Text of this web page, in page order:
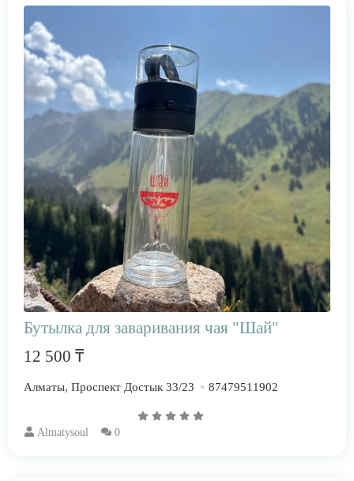
Бутылка для заваривания чая "Шай"
12 500 ₸
Алматы, Проспект Достык 33/23 87479511902
Almatysoul 0